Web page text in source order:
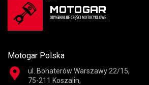
Motogar Polska
ul. Bohaterów Warszawy 22/15,
75-211 Koszalin,